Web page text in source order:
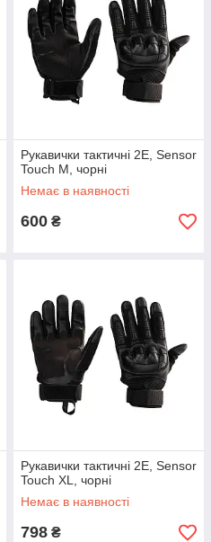
Рукавички тактичні 2E, Sensor
Touch M, чорні
Немає в наявності
600 ₴
Рукавички тактичні 2E, Sensor
Touch XL, чорні
Немає в наявності
798 ₴